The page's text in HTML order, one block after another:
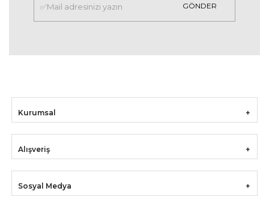
GÖNDER
Kurumsal
Alışveriş
Sosyal Medya